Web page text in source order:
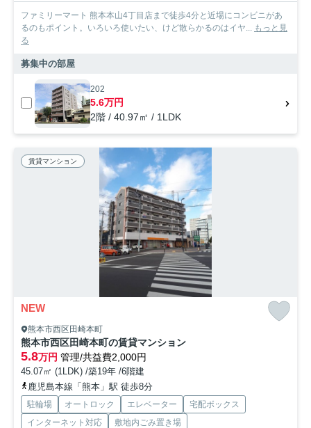
ファミリーマート 熊本本山4丁目店まで徒歩4分と近場にコンビニがあ
るのもポイント。いろいろ使いたい、けど散らかるのはイヤ... もっと見
る
募集中の部屋
202
5.6万円
2階 / 40.97㎡ / 1LDK
賃貸マンション
NEW
熊本市西区田崎本町
熊本市西区田崎本町の賃貸マンション
5.8万円 管理/共益費2,000円
45.07㎡ (1LDK) /築19年 /6階建
鹿児島本線「熊本」駅 徒歩8分
駐輪場 オートロック エレベーター
宅配ボックス
インターネット対応
敷地内ごみ置き場